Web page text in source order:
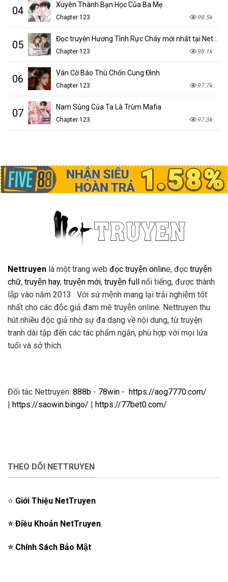
04 Xuyên Thành Bạn Học Của Ba Mẹ
Chapter 123 98.5k
05 Đọc truyện Hương Tình Rực Cháy mới nhất tại NetTruyen
Chapter 123 98.1k
06 Ván Cờ Báo Thù Chốn Cung Đình
Chapter 123 97.7k
07 Nam Sủng Của Ta Là Trùm Mafia
Chapter 123 97.3k
Nettruyen là một trang web đọc truyện online, đọc truyện
chữ, truyện hay, truyện mới, truyện full nổi tiếng, được thành
lập vào năm 2013 . Với sứ mệnh mang lại trải nghiệm tốt
nhất cho các độc giả đam mê truyện online. Nettruyen thu
hút nhiều độc giả nhờ sự đa dạng về nội dung, từ truyện
tranh dài tập đến các tác phẩm ngắn, phù hợp với mọi lứa
tuổi và sở thích.
Đối tác Nettruyen: 888b - 78win - https://aog7770.com/
https://saowin.bingo/ https://77bet0.com/
THEO DÕI NETTRUYEN
⭐️ Giới Thiệu NetTruyen
⭐️Điều Khoản NetTruyen
⭐️ Chính Sách Bảo Mật